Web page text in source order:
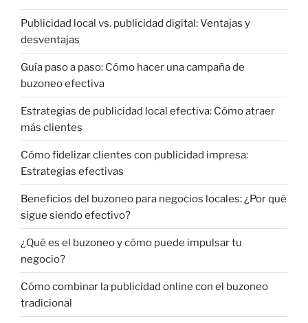
Publicidad local vs. publicidad digital: Ventajas y
desventajas
Guía paso a paso: Cómo hacer una campaña de
buzoneo efectiva
Estrategias de publicidad local efectiva: Cómo atraer
más clientes
Cómo fidelizar clientes con publicidad impresa:
Estrategias efectivas
Beneficios del buzoneo para negocios locales: ¿Por qué
sigue siendo efectivo?
¿Qué es el buzoneo y cómo puede impulsar tu
negocio?
Cómo combinar la publicidad online con el buzoneo
tradicional